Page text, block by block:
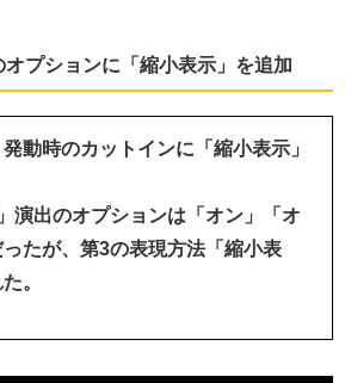
プションに「縮小表示」を追加
発動時のカットインに「縮小表示」
演出のオプションは「オン」「オ
たが、第3の表現方法「縮小表
。